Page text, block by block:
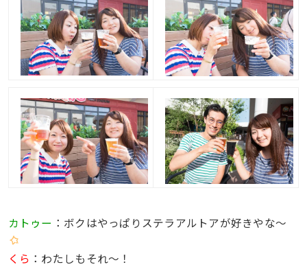
カトゥー ：ボクはやっぱりステラアルトアが好きやな〜
くら ：わたしもそれ〜！